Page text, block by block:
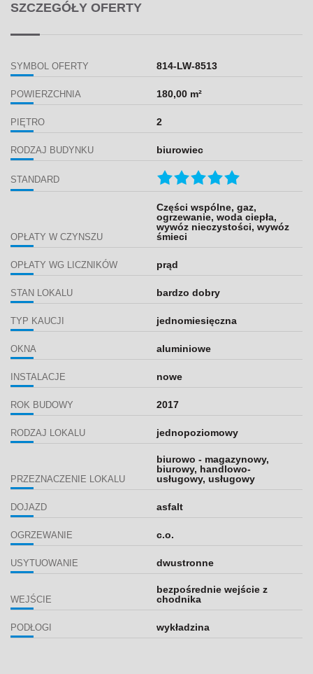
SZCZEGÓŁY OFERTY
SYMBOL OFERTY 814-LW-8513
POWIERZCHNIA 180,00 m²
PIĘTRO 2
RODZAJ BUDYNKU biurowiec
STANDARD
OPŁATY W CZYNSZU
Części wspólne, gaz,
ogrzewanie, woda ciepła,
wywóz nieczystości, wywóz
śmieci
OPŁATY WG LICZNIKÓW prąd
STAN LOKALU bardzo dobry
TYP KAUCJI jednomiesięczna
OKNA aluminiowe
INSTALACJE nowe
ROK BUDOWY 2017
RODZAJ LOKALU jednopoziomowy
PRZEZNACZENIE LOKALU
biurowo - magazynowy,
biurowy, handlowo-
usługowy, usługowy
DOJAZD asfalt
OGRZEWANIE c.o.
USYTUOWANIE dwustronne
WEJŚCIE
bezpośrednie wejście z
chodnika
PODŁOGI wykładzina